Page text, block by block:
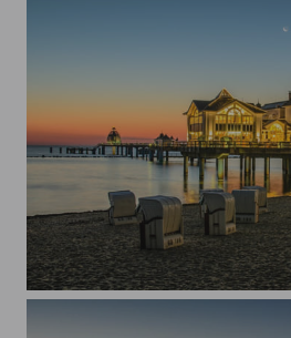
Seebrücke Sellin